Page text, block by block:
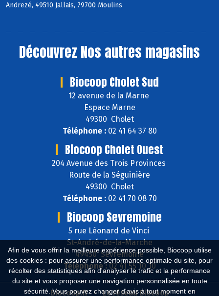
Afin de vous offrir la meilleure expérience possible, Biocoop utilise
des cookies : pour assurer une performance optimale du site, pour
récolter des statistiques afin d'analyser le trafic et la performance
du site et vous proposer une navigation personnalisée en toute
sécurité. Vous pouvez changer d'avis à tout moment en
Andrezé, 49510 Jallais, 79700 Moulins
Découvrez Nos autres magasins
Biocoop Cholet Sud
12 avenue de la Marne
Espace Marne
49300 Cholet
Téléphone :02 41 64 37 80
Biocoop Cholet Ouest
204 Avenue des Trois Provinces
Route de la Séguinière
49300 Cholet
Téléphone :02 41 70 08 70
Biocoop Sevremoine
5 rue Léonard de Vinci
St-André-de-la-Marche
49450 Sèvremoine
Téléphone :02 41 55 10 10
Biocoop.fr Le réseau Biocoop